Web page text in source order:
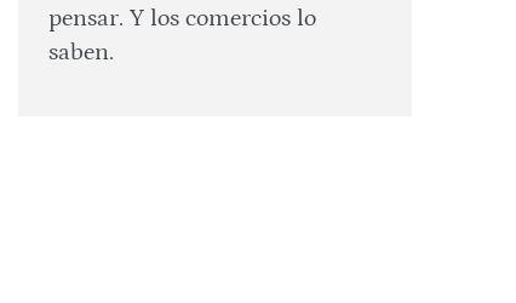
pensar. Y los comercios lo
saben.